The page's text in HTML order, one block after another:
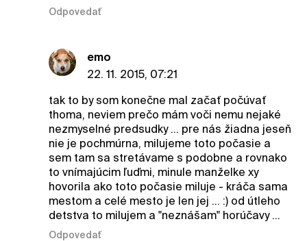
Odpovedať
emo
22. 11. 2015, 07:21
tak to by som konečne mal začať počúvať
thoma, neviem prečo mám voči nemu nejaké
nezmyselné predsudky ... pre nás žiadna jeseň
nie je pochmúrna, milujeme toto počasie a
sem tam sa stretávame s podobne a rovnako
to vnímajúcim ľuďmi, minule manželke xy
hovorila ako toto počasie miluje - kráča sama
mestom a celé mesto je len jej ... :) od útleho
detstva to milujem a "neznášam" horúčavy ...
Odpovedať